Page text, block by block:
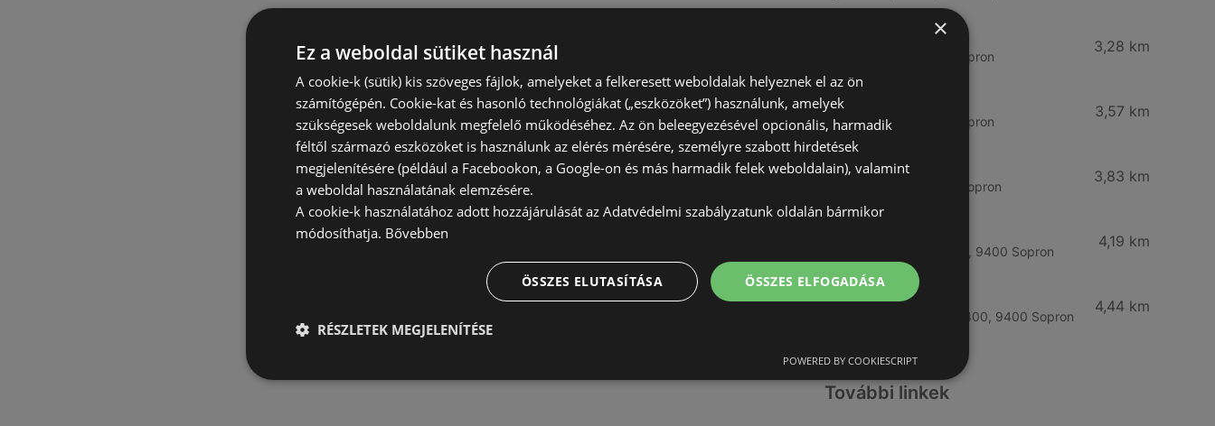
Besenyő u. 23, 9400 Sopron
3,28 km
Vianni
Bánfalvi út 14., 9400 Sopron
3,57 km
Rossmann
Bánfalvi út 6-8., 9400 Sopron
3,83 km
Kodály Zoltán tér 16. 16., 9400 Sopron
4,19 km
Lackner Kristóf u. 35, 9400, 9400 Sopron
4,44 km
További linkek
×
Ez a weboldal sütiket használ
A cookie-k (sütik) kis szöveges fájlok, amelyeket a felkeresett weboldalak helyeznek el az ön
számítógépén. Cookie-kat és hasonló technológiákat („eszközöket”) használunk, amelyek
szükségesek weboldalunk megfelelő működéséhez. Az ön beleegyezésével opcionális, harmadik
féltől származó eszközöket is használunk az elérés mérésére, személyre szabott hirdetések
megjelenítésére (például a Facebookon, a Google-on és más harmadik felek weboldalain), valamint
a weboldal használatának elemzésére.
A cookie-k használatához adott hozzájárulását az Adatvédelmi szabályzatunk oldalán bármikor
módosíthatja. Bővebben
ÖSSZES ELFOGADÁSA
ÖSSZES ELUTASÍTÁSA
RÉSZLETEK MEGJELENÍTÉSE
POWERED BY COOKIESCRIPT